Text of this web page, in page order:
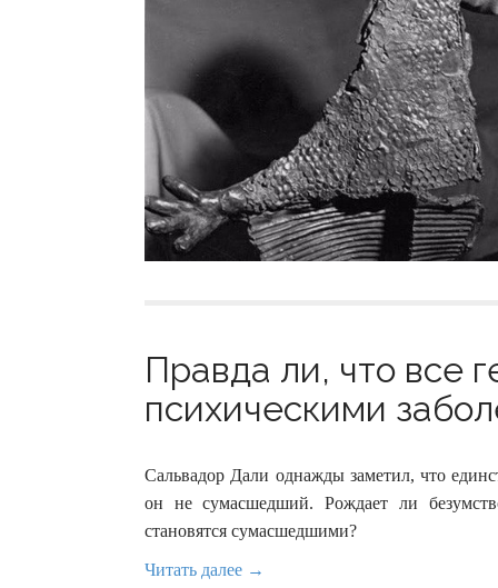
Правда ли, что все
психическими
Сальвадор Дали однажды заметил, что
он не сумасшедший. Рождает ли
становятся сумасшедшими?
Читать далее →